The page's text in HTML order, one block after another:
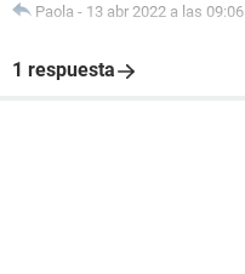
Paola - 13 abr 2022 a las 09:06
1 respuesta